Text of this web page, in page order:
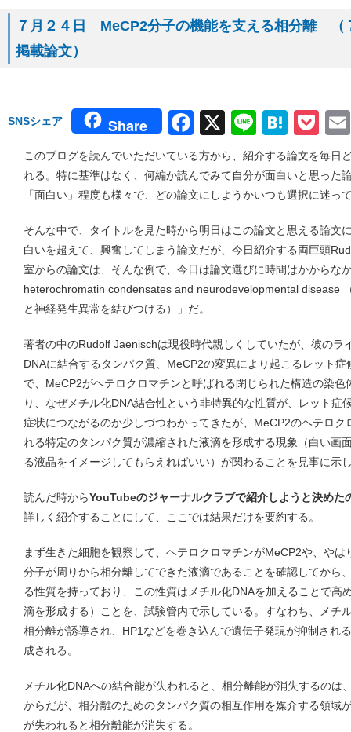
７月２４日 MeCP2分子の機能を支える相分離 （
掲載論文）
SNSシェア Share Facebook
X Line
このブログを読んでいただいている方から、紹介する論文を毎日
れる。特に基準はなく、何編か読んでみて自分が面白いと思った
「面白い」程度も様々で、どの論文にしようかいつも選択に迷っ
そんな中で、タイトルを見た時から明日はこの論文と思える論文
白いを超えて、興奮してしまう論文だが、今日紹介する両巨頭
室からの論文は、そんな例で、今日は論文選びに時間はかからな
heterochromatin condensates and neurodevelopmental disease
と神経発生異常を結びつける）」だ。
著者の中のRudolf Jaenischは現役時代親しくしていたが、彼のラ
DNAに結合するタンパク質、MeCP2の変異により起こるレット
で、MeCP2がヘテロクロマチンと呼ばれる閉じられた構造の染
り、なぜメチル化DNA結合性という非特異的な性質が、レット症
症状につながるのか少しづつわかってきたが、MeCP2のヘテロ
れる特定のタンパク質が濃縮された液滴を形成する現象（白い画
る液晶をイメージしてもらえればいい）が関わることを見事に示
読んだ時からYouTubeのジャーナルクラブで紹介しようと決めた
詳しく紹介することにして、ここでは結果だけを要約する。
まず生きた細胞を観察して、ヘテロクロマチンがMeCP2や、や
分子が周りから相分離してできた液滴であることを確認してから
る性質を持っており、この性質はメチル化DNAを加えることで高
滴を形成する）ことを、試験管内で示している。すなわち、メチ
相分離が誘導され、HP1などを巻き込んで遺伝子発現が抑制され
成される。
メチル化DNAへの結合能が失われると、相分離能が消失するのは
からだが、相分離のためのタンパク質の相互作用を媒介する領域
が失われると相分離能が消失する。